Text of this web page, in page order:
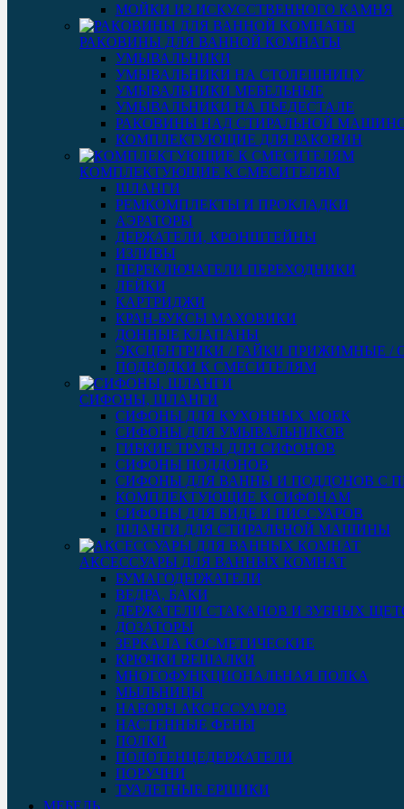
МОЙКИ ИЗ ИСКУССТВЕННОГО КАМНЯ
РАКОВИНЫ ДЛЯ ВАННОЙ КОМНАТЫ
УМЫВАЛЬНИКИ
УМЫВАЛЬНИКИ НА СТОЛЕШНИЦУ
УМЫВАЛЬНИКИ МЕБЕЛЬНЫЕ
УМЫВАЛЬНИКИ НА ПЬЕДЕСТАЛЕ
РАКОВИНЫ НАД СТИРАЛЬНОЙ
КОМПЛЕКТУЮЩИЕ ДЛЯ РАКОВИН
КОМПЛЕКТУЮЩИЕ К СМЕСИТЕЛЯМ
ШЛАНГИ
РЕМКОМПЛЕКТЫ И ПРОКЛАДКИ
АЭРАТОРЫ
ДЕРЖАТЕЛИ, КРОНШТЕЙНЫ
ИЗЛИВЫ
ПЕРЕКЛЮЧАТЕЛИ ПЕРЕХОДНИКИ
ЛЕЙКИ
КАРТРИДЖИ
КРАН-БУКСЫ МАХОВИКИ
ДОННЫЕ КЛАПАНЫ
ЭКСЦЕНТРИКИ / ГАЙКИ ПРИЖИМНЫЕ /
ПОДВОДКИ К СМЕСИТЕЛЯМ
СИФОНЫ, ШЛАНГИ
СИФОНЫ ДЛЯ КУХОННЫХ МОЕК
СИФОНЫ ДЛЯ УМЫВАЛЬНИКОВ
ГИБКИЕ ТРУБЫ ДЛЯ СИФОНОВ
СИФОНЫ ПОДДОНОВ
СИФОНЫ ДЛЯ ВАННЫ И ПОДДОНОВ С
КОМПЛЕКТУЮЩИЕ К СИФОНАМ
СИФОНЫ ДЛЯ БИДЕ И ПИССУАРОВ
ШЛАНГИ ДЛЯ СТИРАЛЬНОЙ МАШИНЫ
АКСЕССУАРЫ ДЛЯ ВАННЫХ КОМНАТ
БУМАГОДЕРЖАТЕЛИ
ВЕДРА, БАКИ
ДЕРЖАТЕЛИ СТАКАНОВ И ЗУБНЫХ
ДОЗАТОРЫ
ЗЕРКАЛА КОСМЕТИЧЕСКИЕ
КРЮЧКИ ВЕШАЛКИ
МНОГОФУНКЦИОНАЛЬНАЯ ПОЛКА
МЫЛЬНИЦЫ
НАБОРЫ АКСЕССУАРОВ
НАСТЕННЫЕ ФЕНЫ
ПОЛКИ
ПОЛОТЕНЦЕДЕРЖАТЕЛИ
ПОРУЧНИ
ТУАЛЕТНЫЕ ЕРШИКИ
МЕБЕЛЬ